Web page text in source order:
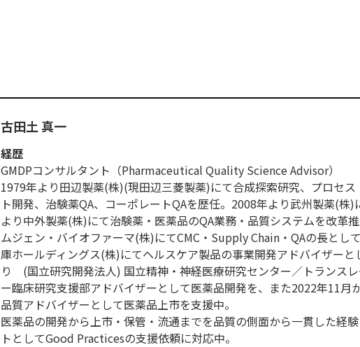
古田土 真一
経歴
GMDPコンサルタント（Pharmaceutical Quality Science Advisor）
1979年より田辺製薬(株)(現田辺三菱製薬)にて合成探索研究、プロセス
ト開発、治験薬QA、コーポレートQAを歴任。2008年より武州製薬(株
より中外製薬(株)にて治験薬・医薬品のQA業務・品質システムを改革
ムジェン・バイオファーマ(株)にてCMC・Supply Chain・QAの長とし
庫ホールディングス(株)にてヘルスケア製品の事業開発アドバイザー
り (国立研究開発法人) 国立精神・神経医療研究センター／トランス
ー臨床研究支援部アドバイザーとして医薬品開発を、また2022年11月
品質アドバイザーとして医薬品上市を支援中。
医薬品の開発から上市・保管・流通までを品質の側面から一貫した経
トとしてGood Practicesの支援依頼に対応中。